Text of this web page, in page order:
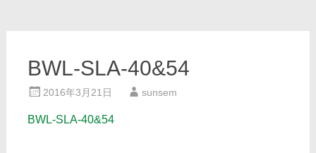
BWL-SLA-40&54
2016年3月21日 sunsem
BWL-SLA-40&54